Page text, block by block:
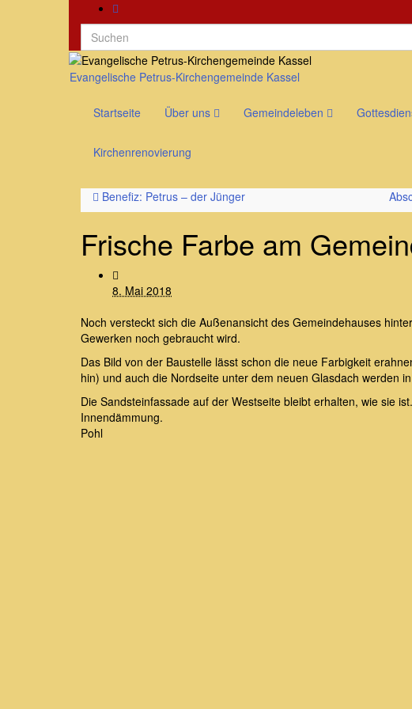
Search
for:
Evangelische Petrus-Kirchengemeinde Kassel
Startseite Über uns Gemeindeleben
Kirchenrenovierung
Benefiz: Petrus – der Jünger
Frische Farbe am
8. Mai 2018
Noch versteckt sich die Außenansicht des Gemeindehauses
Gewerken noch gebraucht wird.
Das Bild von der Baustelle lässt schon die neue Farbigkeit
hin) und auch die Nordseite unter dem neuen Glasdach werden
Die Sandsteinfassade auf der Westseite bleibt erhalten, wie sie
Innendämmung. Fotos
Pohl